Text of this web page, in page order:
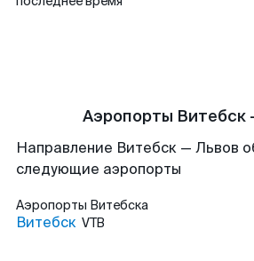
Аэропорты Витебск
Направление Витебск — Львов
следующие аэропорты
Аэропорты Витебска
Витебск VTB